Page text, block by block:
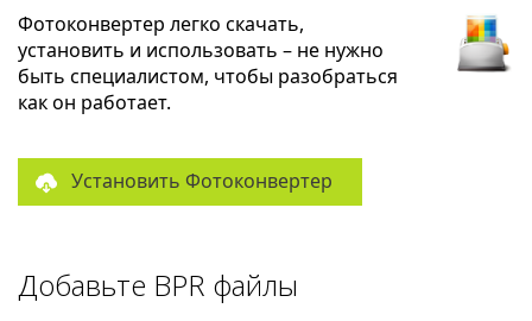
Фотоконвертер легко скачать,
установить и использовать – не нужно
быть специалистом, чтобы разобраться
как он работает.
Установить Фотоконвертер
Добавьте BPR файлы